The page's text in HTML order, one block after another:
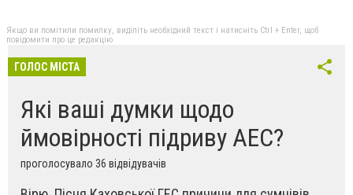
Якщо ви помітили помилку, виділіть необхідний текст і натисніть Ctrl + Enter, щоб
повідомити про це редакцію
ГОЛОС МІСТА
Які ваші думки щодо
ймовірності підриву АЕС?
проголосувало 36 відвідувачів